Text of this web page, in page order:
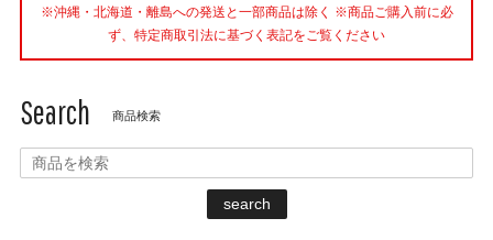
※沖縄・北海道・離島への発送と一部商品は除く ※商品ご購入前に必
ず、特定商取引法に基づく表記をご覧ください
Search 商品検索
search